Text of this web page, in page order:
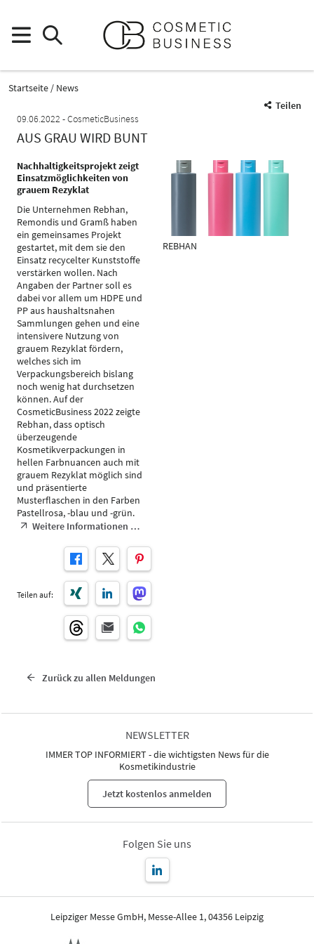
Startseite
News
Teilen
09.06.2022
CosmeticBusiness
AUS GRAU WIRD BUNT
Nachhaltigkeitsprojekt zeigt
Einsatzmöglichkeiten von
grauem Rezyklat
Die Unternehmen Rebhan,
Remondis und Gramß haben
ein gemeinsames Projekt
gestartet, mit dem sie den
Einsatz recycelter Kunststoffe
verstärken wollen. Nach
Angaben der Partner soll es
dabei vor allem um HDPE und
PP aus haushaltsnahen
Sammlungen gehen und eine
intensivere Nutzung von
grauem Rezyklat fördern,
welches sich im
Verpackungsbereich bislang
noch wenig hat durchsetzen
können. Auf der
CosmeticBusiness 2022 zeigte
Rebhan, dass optisch
überzeugende
Kosmetikverpackungen in
hellen Farbnuancen auch mit
grauem Rezyklat möglich sind
und präsentierte
Musterflaschen in den Farben
Pastellrosa, -blau und -grün.
Weitere Informationen …
Teilen auf:
REBHAN
Zurück zu allen Meldungen
NEWSLETTER
IMMER TOP INFORMIERT - die wichtigsten News für die
Kosmetikindustrie
Jetzt kostenlos anmelden
Folgen Sie uns
Leipziger Messe GmbH, Messe-Allee 1, 04356 Leipzig